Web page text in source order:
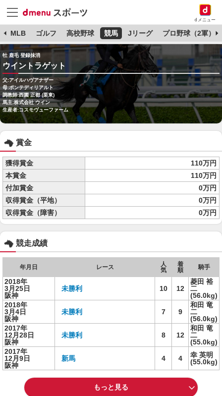
dメニュー
MLB ゴルフ 高校野球 競馬 Jリーグ プロ野球（2軍）
牡 鹿毛 登録抹消
ウイントラゲット
父:アイルハヴアナザー
母:ポンテディリアルト
調教師:西園 正都 (栗東)
馬主:株式会社 ウイン
生産者:コスモヴューファーム
賞金
獲得賞金
110万円
本賞金
110万円
付加賞金
0万円
収得賞金（平地）
0万円
収得賞金（障害）
0万円
競走成績
年月日 レース
人
気
着
順
騎手
2018年
3月25日
阪神
未勝利 10 12
菱田 裕
二
(56.0kg)
2018年
3月4日
阪神
未勝利 7 9
和田 竜
二
(56.0kg)
2017年
12月28日
阪神
未勝利 8 12
和田 竜
二
(55.0kg)
2017年
12月9日
阪神
新馬 4 4
幸 英明
(55.0kg)
もっと見る